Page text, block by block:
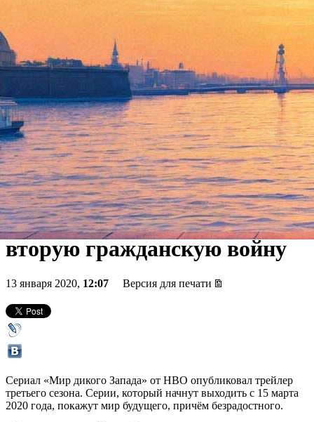
«Антиутопия может
выглядеть прекрасно».
Создатели «Мира дикого
Запада» пообещали России
вторую гражданскую войну
13 января 2020, 12:07 Версия для печати
Сериал «Мир дикого Запада» от HBO опубликовал трейлер
третьего сезона. Серии, который начнут выходить с 15 марта
2020 года, покажут мир будущего, причём безрадостного.